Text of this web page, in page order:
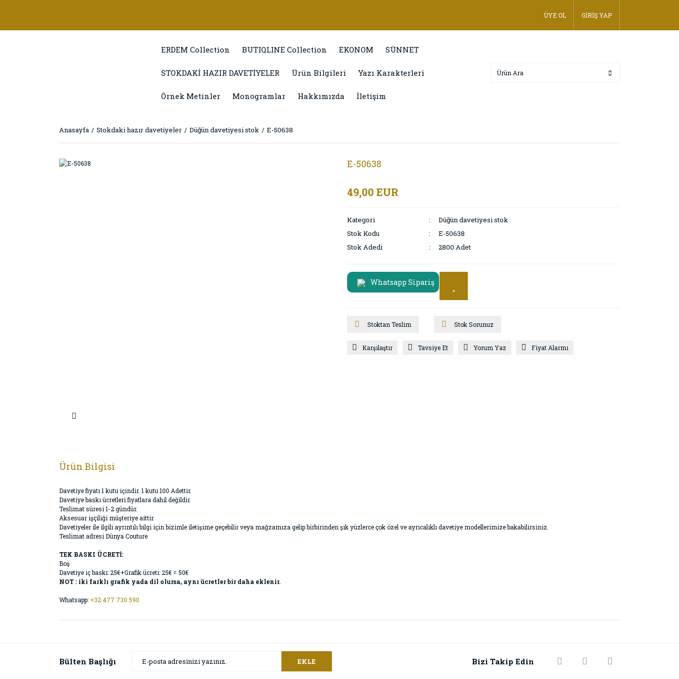
ÜYE OL GİRİŞ YAP
ERDEM Collection BUTIQLINE Collection EKONOM SÜNNET
STOKDAKİ HAZIR DAVETİYELER Ürün Bilgileri Yazı Karakterleri
Örnek Metinler Monogramlar Hakkımızda İletişim
Anasayfa Stokdaki hazır davetiyeler Düğün davetiyesi stok E-50638
E-50638
49,00 EUR
Kategori
Düğün davetiyesi stok
Stok Kodu
E-50638
Stok Adedi
2800 Adet
Whatsapp Sipariş
Stoktan Teslim Stok Sorunuz
Karşılaştır Tavsiye Et Yorum Yaz Fiyat Alarmı
Ürün Bilgisi
Davetiye fiyatı 1 kutu içindir. 1 kutu 100 Adettir.
Davetiye baskı ücretleri fiyatlara dahil değildir.
Teslimat süresi 1-2 gündür.
Aksesuar işçiliği müşteriye aittir.
Davetiyeler ile ilgili ayrıntılı bilgi için bizimle iletişime geçebilir veya mağzamıza gelip birbirinden şık yüzlerce çok özel ve ayrıcalıklı davetiye modellerimize bakabilirsiniz.
Teslimat adresi Dünya Couture
TEK BASKI ÜCRETİ:
Boş
Davetiye iç baskı: 25€+Grafik ücreti: 25€ = 50€
NOT : iki farklı grafik yada dil olursa, aynı ücretler bir daha eklenir.
Whatsapp: +32 477 730 590
Bülten Başlığı EKLE Bizi Takip Edin